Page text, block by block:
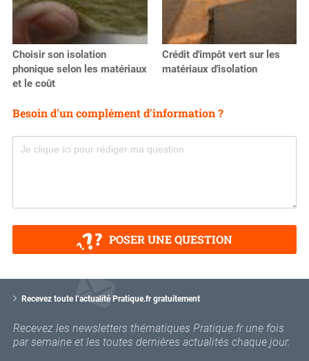
Choisir son isolation
phonique selon les matériaux
et le coût
Crédit d'impôt vert sur les
matériaux d'isolation
Besoin d'un complément d'information ?
POSER UNE QUESTION
Recevez toute l’actualité Pratique.fr gratuitement
Recevez les newsletters thématiques Pratique.fr une fois
par semaine et les toutes dernières actualités chaque jour.
o
r
e
e